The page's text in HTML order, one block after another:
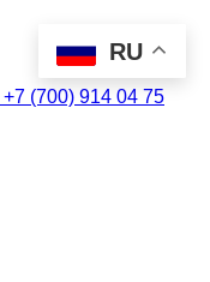
+7 (700) 914 04 75
RU